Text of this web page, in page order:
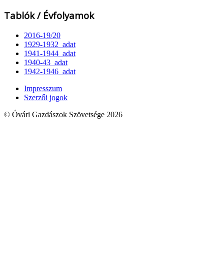
Tablók / Évfolyamok
2016-19/20
1929-1932_adat
1941-1944_adat
1940-43_adat
1942-1946_adat
Impresszum
Szerzői jogok
© Óvári Gazdászok Szövetsége 2026